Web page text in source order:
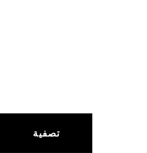
تصفية